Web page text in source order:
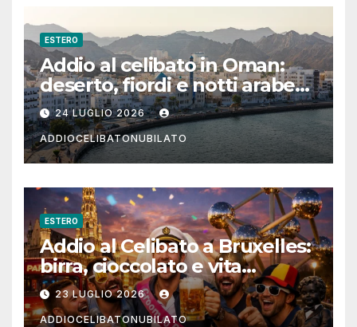
ESTERO
Addio al celibato in Oman:
deserto, fiordi e notti arabe
tra Muscat e Musandam
24 LUGLIO 2026
ADDIOCELIBATONUBILATO
ESTERO
Addio al Celibato a Bruxelles:
birra, cioccolato e vita
notturna per un weekend
indimenticabile
23 LUGLIO 2026
ADDIOCELIBATONUBILATO